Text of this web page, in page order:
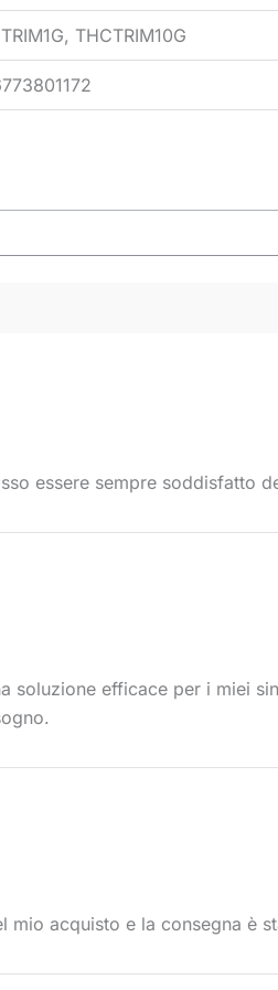
THCTRIM10G
essere sempre soddisfatto
soluzione efficace per i miei
mio acquisto e la consegna è